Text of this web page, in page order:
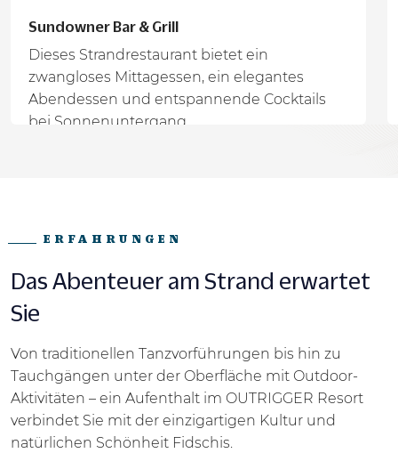
Sundowner Bar & Grill
Dieses Strandrestaurant bietet ein
zwangloses Mittagessen, ein elegantes
Abendessen und entspannende Cocktails
bei Sonnenuntergang.
ERFAHRUNGEN
Das Abenteuer am Strand erwartet
Sie
Von traditionellen Tanzvorführungen bis hin zu
Tauchgängen unter der Oberfläche mit Outdoor-
Aktivitäten – ein Aufenthalt im OUTRIGGER Resort
verbindet Sie mit der einzigartigen Kultur und
natürlichen Schönheit Fidschis.